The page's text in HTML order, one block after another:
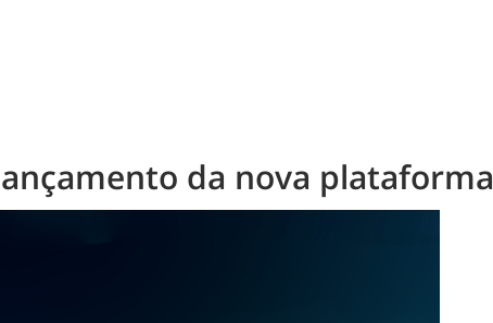
da nova plataforma